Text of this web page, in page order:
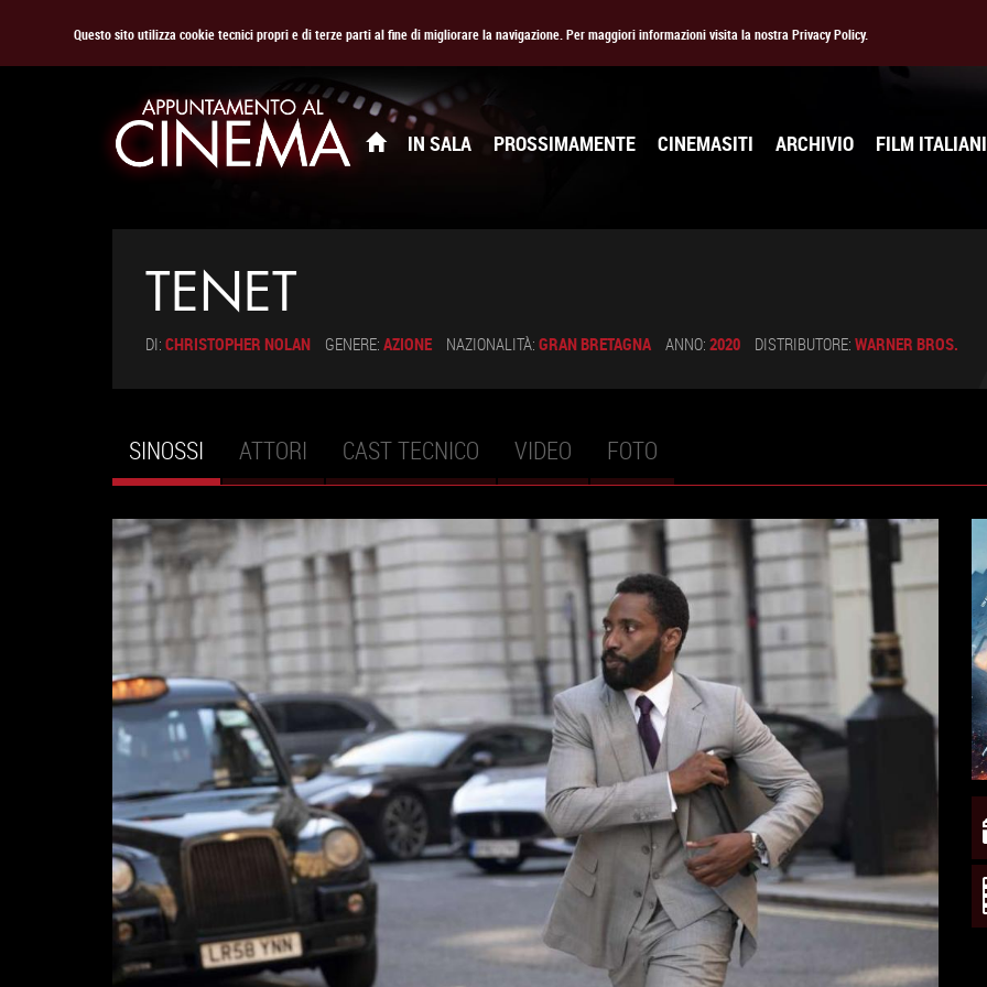
Questo sito utilizza cookie tecnici propri e di terze parti al fine di migliorare la navigazione. Per maggiori informazioni visita la nostra Privacy Policy.
IN SALA PROSSIMAMENTE CINEMASITI ARCHIVIO FILM ITALIANI
TENET
DI: CHRISTOPHER NOLAN GENERE: AZIONE NAZIONALITÀ: GRAN BRETAGNA ANNO: 2020 DISTRIBUTORE: WARNER BROS.
Schede primarie
SINOSSI (SCHEDA
ATTIVA)
ATTORI CAST TECNICO VIDEO FOTO